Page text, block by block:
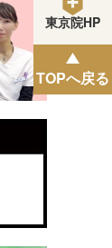
東京院HP
TOPへ戻る